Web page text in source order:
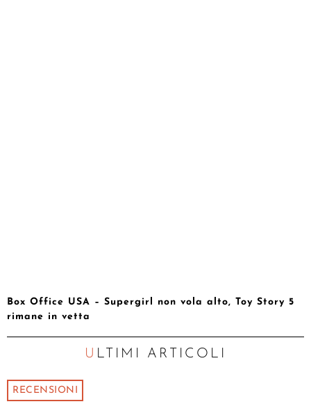
Box Office USA – Supergirl non vola alto, Toy Story 5
rimane in vetta
ULTIMI ARTICOLI
RECENSIONI